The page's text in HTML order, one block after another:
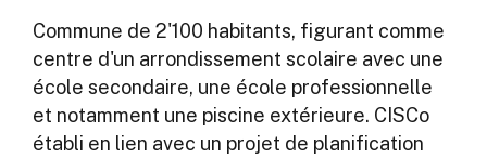
Commune de 2'100 habitants, figurant comme
centre d'un arrondissement scolaire avec une
école secondaire, une école professionnelle
et notamment une piscine extérieure. CISCo
établi en lien avec un projet de planification